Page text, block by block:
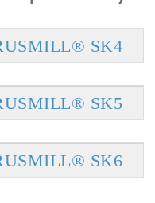
SK4
SK5
SK6